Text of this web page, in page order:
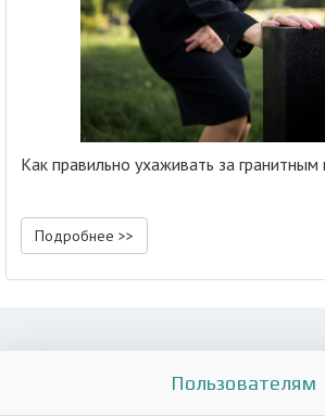
Как правильно ухаживать за гранитным
Подробнее >>
Пользователям